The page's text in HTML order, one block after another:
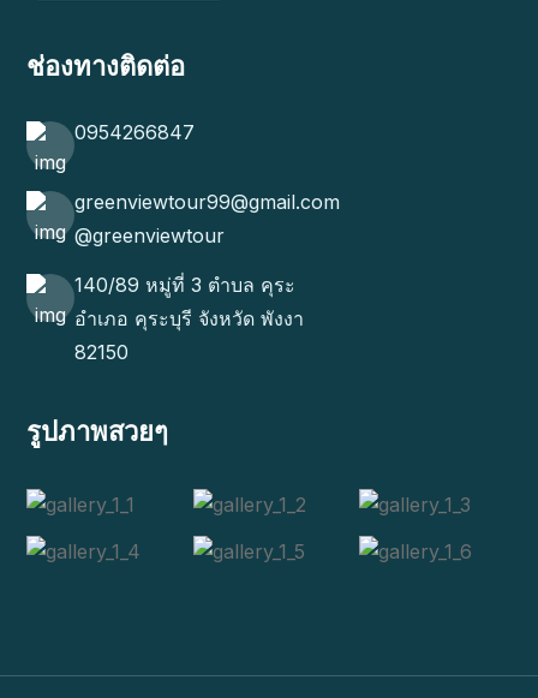
ช่องทางติดต่อ
0954266847
greenviewtour99@gmail.com
@greenviewtour
140/89 หมู่ที่ 3 ตำบล คุระ
อำเภอ คุระบุรี จังหวัด พังงา
82150
รูปภาพสวยๆ